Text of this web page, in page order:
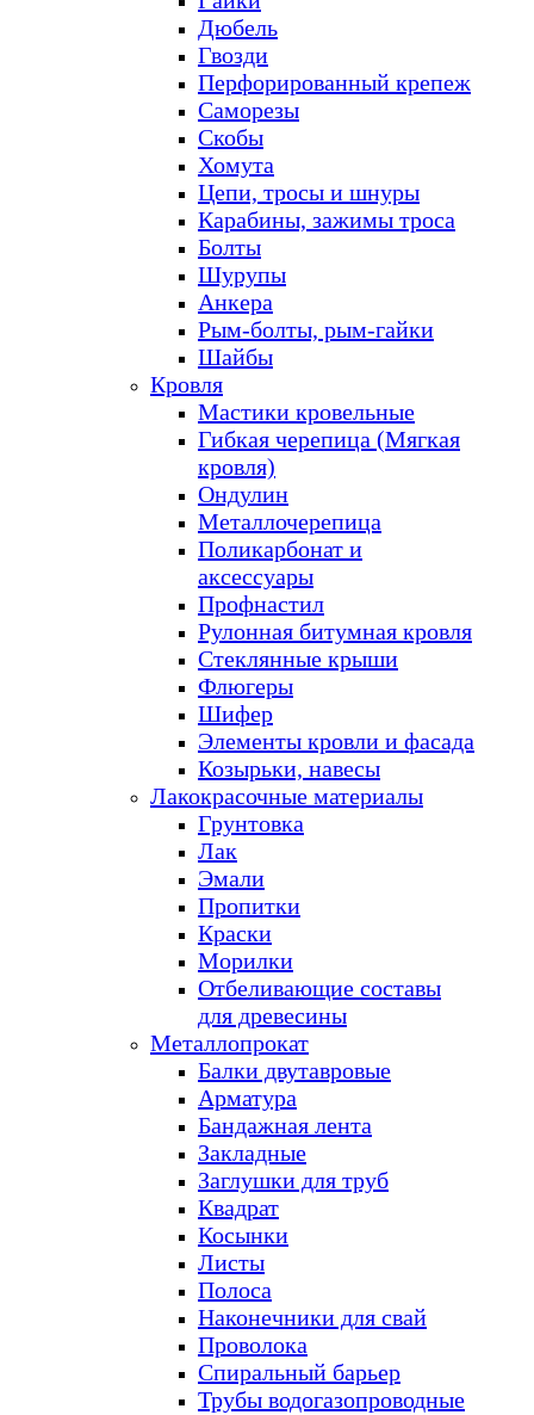
Дюбель
Гвозди
Перфорированный крепеж
Саморезы
Скобы
Хомута
Цепи, тросы и шнуры
Карабины, зажимы троса
Болты
Шурупы
Анкера
Рым-болты, рым-гайки
Шайбы
Кровля
Мастики кровельные
Гибкая черепица (Мягкая
кровля)
Ондулин
Металлочерепица
Поликарбонат и
аксессуары
Профнастил
Рулонная битумная кровля
Стеклянные крыши
Флюгеры
Шифер
Элементы кровли и фасада
Козырьки, навесы
Лакокрасочные материалы
Грунтовка
Лак
Эмали
Пропитки
Краски
Морилки
Отбеливающие составы
для древесины
Металлопрокат
Балки двутавровые
Арматура
Бандажная лента
Закладные
Заглушки для труб
Квадрат
Косынки
Листы
Полоса
Наконечники для свай
Проволока
Спиральный барьер
Трубы водогазопроводные